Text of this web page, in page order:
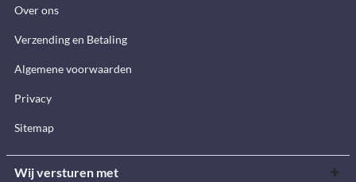
Over ons
Verzending en Betaling
Algemene voorwaarden
Privacy
Sitemap
Wij versturen met